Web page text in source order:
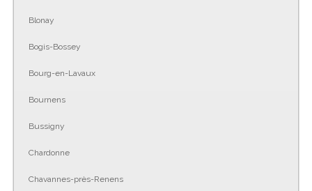
Blonay
Bogis-Bossey
Bourg-en-Lavaux
Bournens
Bussigny
Chardonne
Chavannes-près-Renens